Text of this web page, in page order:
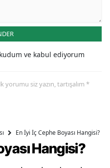
ve kabul ediyorum
siz yazın, tartışalım *
En İyi İç Cephe Boyası Hangisi?
Hangisi?